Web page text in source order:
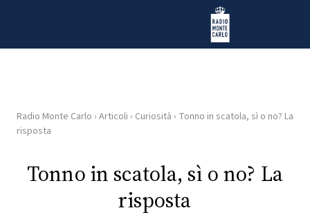
Radio Monte Carlo
HOME
RADIO
Radio Monte Carlo › Articoli › Curiosità › Tonno in scatola, sì o no? La
risposta
Tonno in scatola, sì o no? La
risposta